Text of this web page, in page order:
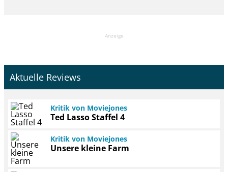
Anzeige
Aktuelle Reviews
Kritik von Moviejones
Ted Lasso Staffel 4
Kritik von Moviejones
Unsere kleine Farm